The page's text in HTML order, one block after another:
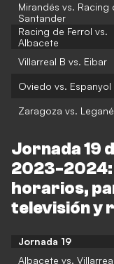
Mirandés vs. Racing
Santander
Racing de Ferrol vs.
Albacete
Villarreal B vs. Eibar
Oviedo vs. Espanyol
Zaragoza vs.
Jornada 19
2023-2024:
horarios,
televisión y
Jornada 19
Albacete vs.